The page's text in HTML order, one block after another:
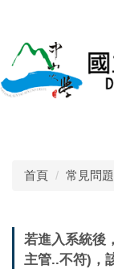
要
內
容
首頁 常見問題
若進入系統後
主管..不符)，